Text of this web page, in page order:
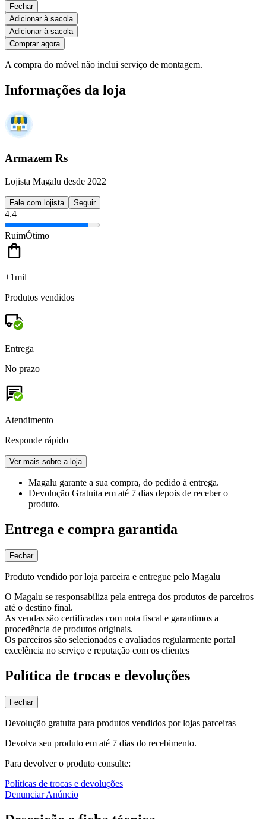
Fechar
Adicionar à sacola
Adicionar à sacola
Comprar agora
A compra do móvel não inclui serviço de montagem.
Informações da loja
Armazem Rs
Lojista Magalu desde 2022
Fale com lojista Seguir
4.4
RuimÓtimo
+1mil
Produtos vendidos
Entrega
No prazo
Atendimento
Responde rápido
Ver mais sobre a loja
Magalu garante a sua compra, do pedido à entrega.
Devolução Gratuita em até 7 dias depois de receber o
produto.
Entrega e compra garantida
Fechar
Produto vendido por loja parceira e entregue pelo Magalu
O Magalu se responsabiliza pela entrega dos produtos de parceiros
até o destino final.
As vendas são certificadas com nota fiscal e garantimos a
procedência de produtos originais.
Os parceiros são selecionados e avaliados regularmente portal
excelência no serviço e reputação com os clientes
Política de trocas e devoluções
Fechar
Devolução gratuita para produtos vendidos por lojas parceiras
Devolva seu produto em até 7 dias do recebimento.
Para devolver o produto consulte:
Políticas de trocas e devoluções
Denunciar Anúncio